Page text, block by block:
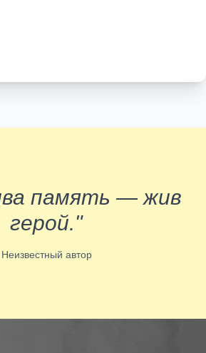
память — жив
герой."
Неизвестный автор